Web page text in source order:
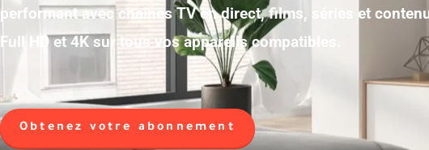
performant avec chaînes TV en direct, films, séries et
Full HD et 4K sur tous vos appareils compatibles.
Obtenez votre abonnement